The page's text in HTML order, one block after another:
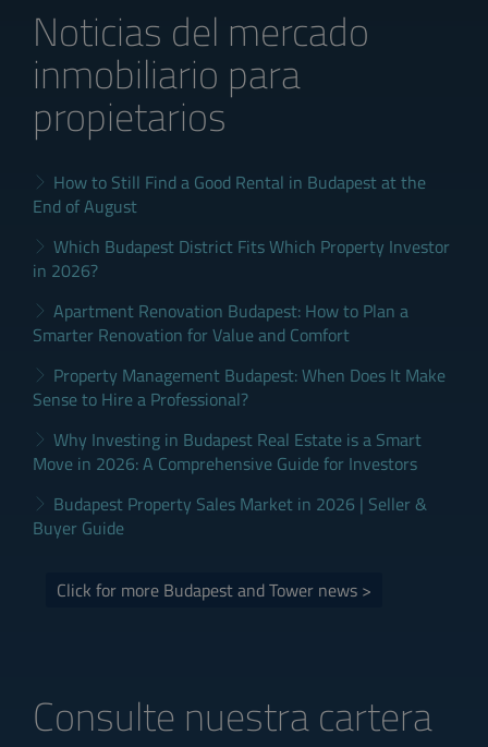
Noticias del mercado
inmobiliario para
propietarios
How to Still Find a Good Rental in Budapest at the
End of August
Which Budapest District Fits Which Property Investor
in 2026?
Apartment Renovation Budapest: How to Plan a
Smarter Renovation for Value and Comfort
Property Management Budapest: When Does It Make
Sense to Hire a Professional?
Why Investing in Budapest Real Estate is a Smart
Move in 2026: A Comprehensive Guide for Investors
Budapest Property Sales Market in 2026 | Seller &
Buyer Guide
Click for more Budapest and Tower news >
Consulte nuestra cartera